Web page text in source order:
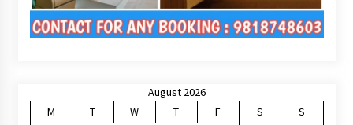
August 2026
M
T W T F S
S